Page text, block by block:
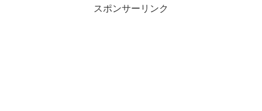
スポンサーリンク